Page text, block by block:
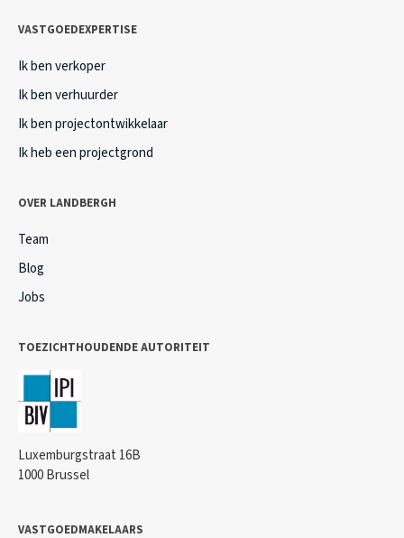
VASTGOEDEXPERTISE
Ik ben verkoper
Ik ben verhuurder
Ik ben projectontwikkelaar
Ik heb een projectgrond
OVER LANDBERGH
Team
Blog
Jobs
TOEZICHTHOUDENDE AUTORITEIT
Luxemburgstraat 16B
1000 Brussel
VASTGOEDMAKELAARS